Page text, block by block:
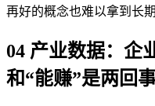
再好的概念也难以拿到长期
04 产业数据：企
和“能赚”是两回